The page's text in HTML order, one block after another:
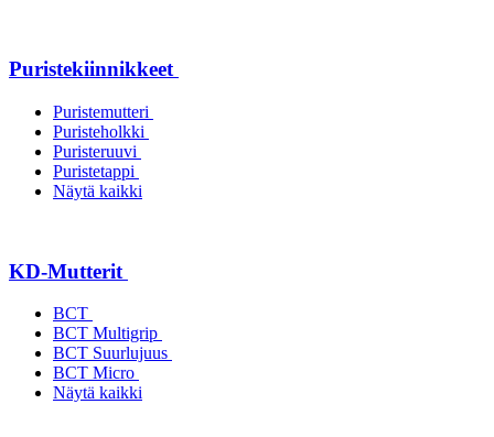
Puristekiinnikkeet
Puristemutteri
Puristeholkki
Puristeruuvi
Puristetappi
Näytä kaikki
KD-Mutterit
BCT
BCT Multigrip
BCT Suurlujuus
BCT Micro
Näytä kaikki